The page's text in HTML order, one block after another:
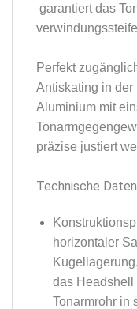
garantiert das
Perfekt
Antiskating in
Aluminium mit
präzise justiert
Technische Daten
horizontaler
das Headshell
Tonarmrohr in